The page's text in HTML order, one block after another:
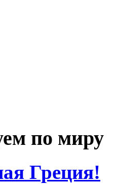
по миру
Греция!